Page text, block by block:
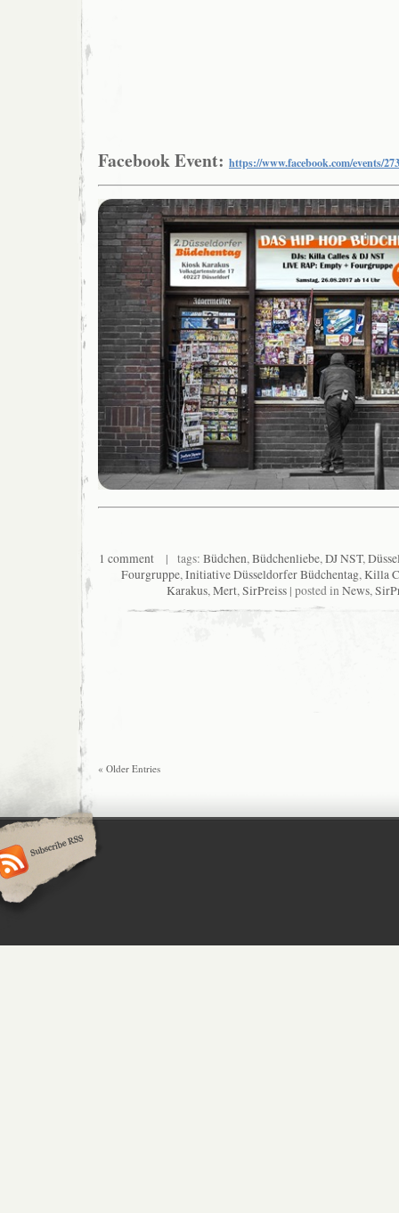
Facebook Event: https://www.facebook.com/events/
1 comment | tags: Büdchen,Büdchenliebe,DJ NST,
Fourgruppe,Initiative Düsseldorfer Büdchentag,Killa
Karakus,Mert,SirPreiss | posted inNews,
« Older Entries